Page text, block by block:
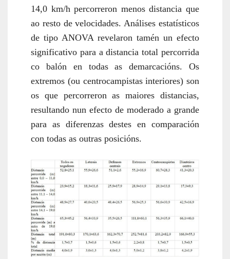
14,0 km/h percorreron menos distancia que
ao resto de velocidades. Análises estatísticos
de tipo ANOVA revelaron tamén un efecto
significativo para a distancia total percorrida
co balón en todas as demarcacións. Os
extremos (ou centrocampistas interiores) son
os que percorreron as maiores distancias,
resultando nun efecto de moderado a grande
para as diferenzas destes en comparación
con todas as outras posicións.